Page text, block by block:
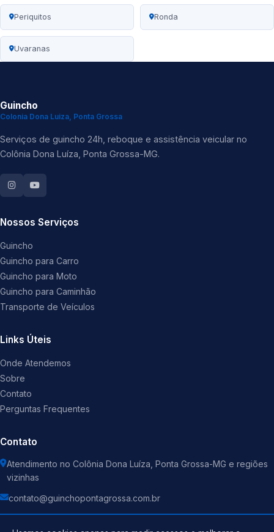
Periquitos Ronda
Uvaranas
Guincho
Colonia Dona Luiza, Ponta Grossa
Serviços de guincho 24h, reboque e assistência veicular no
Colônia Dona Luíza, Ponta Grossa-MG.
Nossos Serviços
Guincho
Guincho para Carro
Guincho para Moto
Guincho para Caminhão
Transporte de Veículos
Links Úteis
Onde Atendemos
Sobre
Contato
Perguntas Frequentes
Contato
Atendimento no Colônia Dona Luíza, Ponta Grossa-MG e regiões
vizinhas
contato@guinchopontagrossa.com.br